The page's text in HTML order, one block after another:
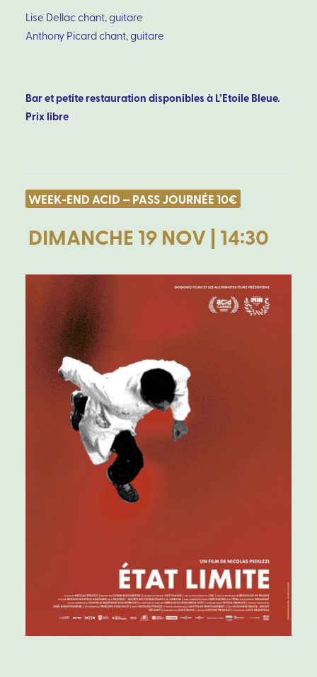
Lise Dellac chant, guitare
Anthony Picard chant, guitare
Bar et petite restauration disponibles à L’Etoile Bleue.
Prix libre
WEEK-END ACID — PASS JOURNÉE 10€
DIMANCHE 19 NOV | 14:30